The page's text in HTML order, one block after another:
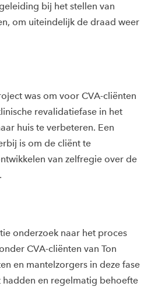
bij het stellen van
om uiteindelijk de draad weer
was om voor CVA-cliënten
revalidatiefase in het
huis te verbeteren. Een
is om de cliënt te
van zelfregie over de
onderzoek naar het proces
CVA-cliënten van Ton
en mantelzorgers in deze fase
en regelmatig behoefte